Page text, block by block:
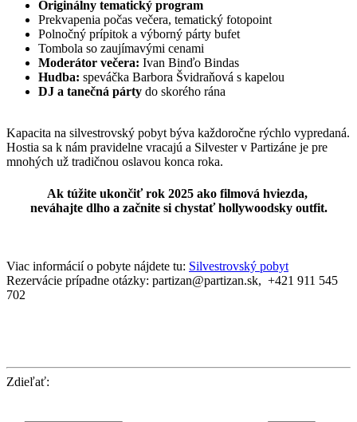
Originálny tematický program
Prekvapenia počas večera, tematický fotopoint
Polnočný prípitok a výborný párty bufet
Tombola so zaujímavými cenami
Moderátor večera: Ivan Binďo Bindas
Hudba: speváčka Barbora Švidraňová s kapelou
DJ a tanečná párty do skorého rána
Kapacita na silvestrovský pobyt býva každoročne rýchlo vypredaná.
Hostia sa k nám pravidelne vracajú a Silvester v Partizáne je pre
mnohých už tradičnou oslavou konca roka.
Ak túžite ukončiť rok 2025 ako filmová hviezda,
neváhajte dlho a začnite si chystať hollywoodsky outfit.
Viac informácií o pobyte nájdete tu: Silvestrovský pobyt
Rezervácie prípadne otázky: partizan@partizan.sk, +421 911 545
702
Zdieľať: